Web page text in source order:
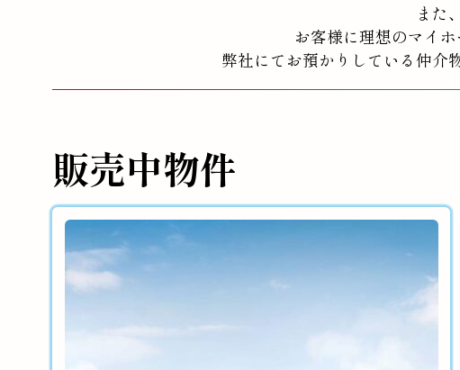
また
お客様に理想のマイ
弊社にてお預かりしている仲介
販売中物件